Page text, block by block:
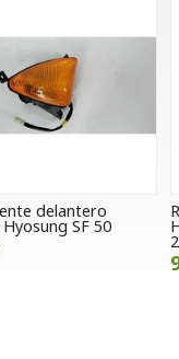
Retén caja de
Hyosung Aquila
2018